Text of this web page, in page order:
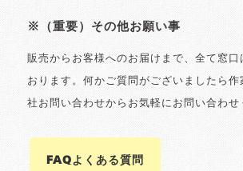
※（重要）その他お願い事
販売からお客様へのお届けまで、全て窓口
おります。何かご質問がございましたら作
社お問い合わせからお気軽にお問い合わせ
FAQよくある質問